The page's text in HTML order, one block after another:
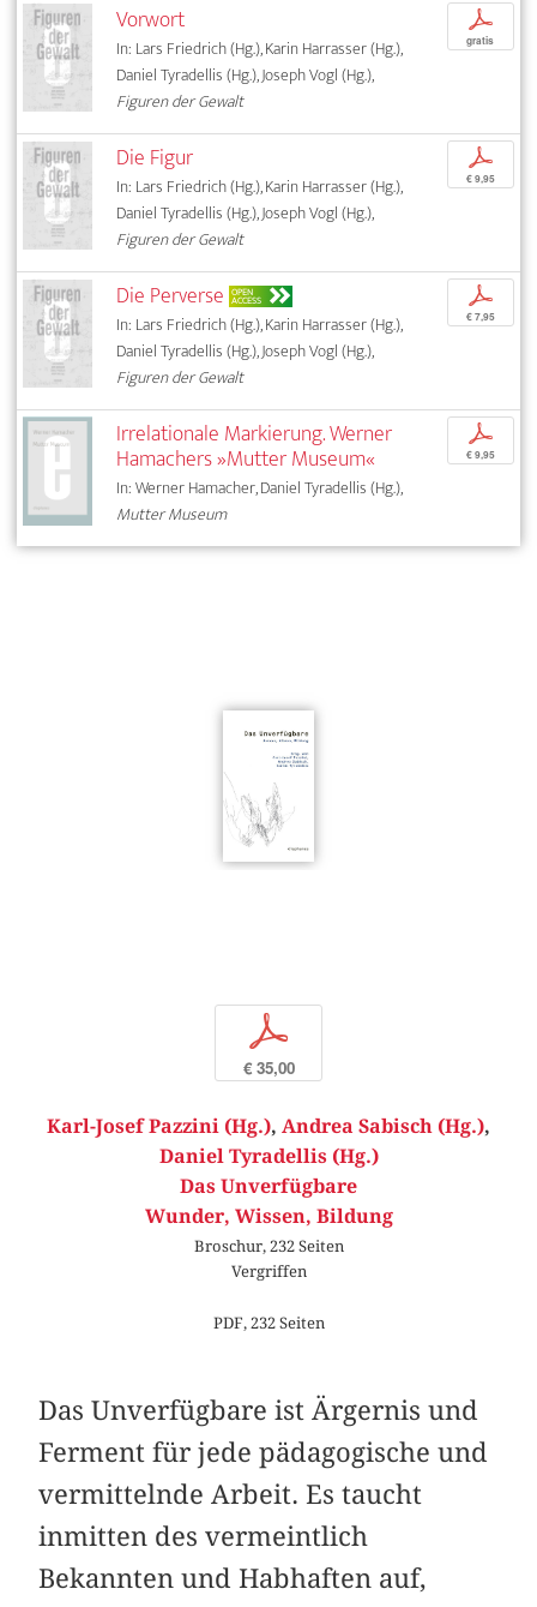
Vorwort
In: Lars Friedrich (Hg.), Karin Harrasser (Hg.),
Daniel Tyradellis (Hg.), Joseph Vogl (Hg.),
Figuren der Gewalt
p
gratis
Die Figur
In: Lars Friedrich (Hg.), Karin Harrasser (Hg.),
Daniel Tyradellis (Hg.), Joseph Vogl (Hg.),
Figuren der Gewalt
p
€ 9,95
Die Perverse OPEN
ACCESS
In: Lars Friedrich (Hg.), Karin Harrasser (Hg.),
Daniel Tyradellis (Hg.), Joseph Vogl (Hg.),
Figuren der Gewalt
p
€ 7,95
Irrelationale Markierung. Werner
Hamachers »Mutter Museum«
In: Werner Hamacher, Daniel Tyradellis (Hg.),
Mutter Museum
p
€ 9,95
p
€ 35,00
Karl-Josef Pazzini (Hg.), Andrea Sabisch (Hg.),
Daniel Tyradellis (Hg.)
Das Unverfügbare
Wunder, Wissen, Bildung
Broschur, 232 Seiten
Vergriffen
PDF, 232 Seiten
Das Unverfügbare ist Ärgernis und
Ferment für jede pädagogische und
vermittelnde Arbeit. Es taucht
inmitten des vermeintlich
Bekannten und Habhaften auf,